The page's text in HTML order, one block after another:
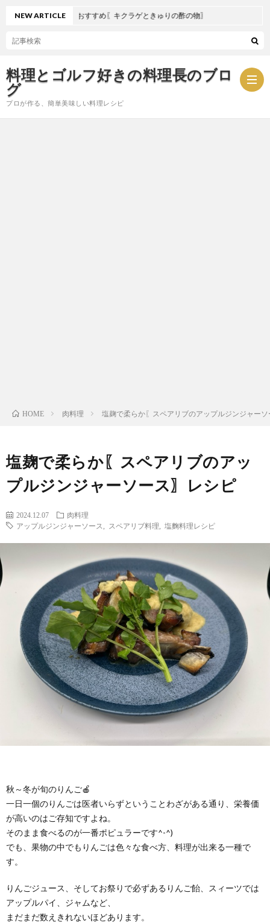
料理とゴルフ好きの料理長のブロ
グ
プロが作る、簡単美味しい料理レシピ
NEW ARTICLE夏におすすめ〖キクラゲときゅりの酢の物〗
HOME 肉料理 塩麹で柔らか〖スペアリブのアップルジンジャー
塩麹で柔らか〖スペアリブのアッ
プルジンジャーソース〗レシピ
2024.12.07
肉料理
アップルジンジャーソース
スペアリブ料理 塩麴料理レシピ
秋～冬が旬のりんご🍎
一日一個のりんごは医者いらずということわざがある通り、栄養価
が高いのはご存知ですよね。
そのまま食べるのが一番ポピュラーです^-^)
でも、果物の中でもりんごは色々な食べ方、料理が出来る一種で
す。
りんごジュース、そしてお祭りで必ずあるりんご飴、スィーツでは
アップルパイ、ジャムなど、
まだまだ数えきれないほどあります。